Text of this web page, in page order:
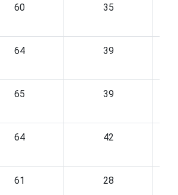
60 35
64 39
65 39
64 42
61 28